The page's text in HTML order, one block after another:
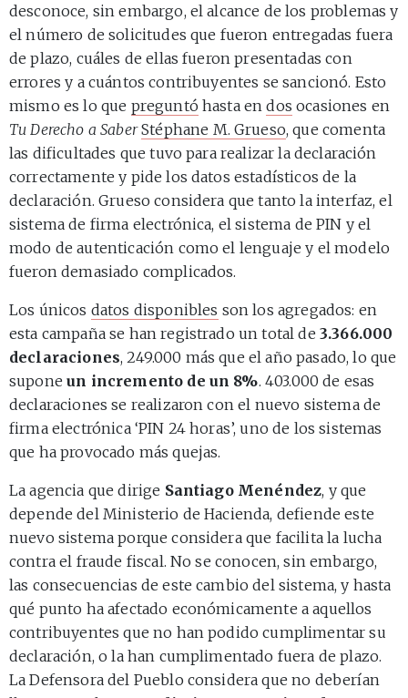
desconoce, sin embargo, el alcance de los problemas y
el número de solicitudes que fueron entregadas fuera
de plazo, cuáles de ellas fueron presentadas con
errores y a cuántos contribuyentes se sancionó. Esto
mismo es lo que preguntó hasta endos ocasiones en
Tu Derecho a Saber Stéphane M. Grueso, que comenta
las dificultades que tuvo para realizar la declaración
correctamente y pide los datos estadísticos de la
declaración. Grueso considera que tanto la interfaz, el
sistema de firma electrónica, el sistema de PIN y el
modo de autenticación como el lenguaje y el modelo
fueron demasiado complicados.
Los únicos datos disponibles son los agregados: en
esta campaña se han registrado un total de 3.366.000
declaraciones, 249.000 más que el año pasado, lo que
suponeun incremento de un 8%. 403.000 de esas
declaraciones se realizaron con el nuevo sistema de
firma electrónica ‘PIN 24 horas’, uno de los sistemas
que ha provocado más quejas.
La agencia que dirige Santiago Menéndez, y que
depende del Ministerio de Hacienda, defiende este
nuevo sistema porque considera que facilita la lucha
contra el fraude fiscal. No se conocen, sin embargo,
las consecuencias de este cambio del sistema, y hasta
qué punto ha afectado económicamente a aquellos
contribuyentes que no han podido cumplimentar su
declaración, o la han cumplimentado fuera de plazo.
La Defensora del Pueblo considera que no deberían